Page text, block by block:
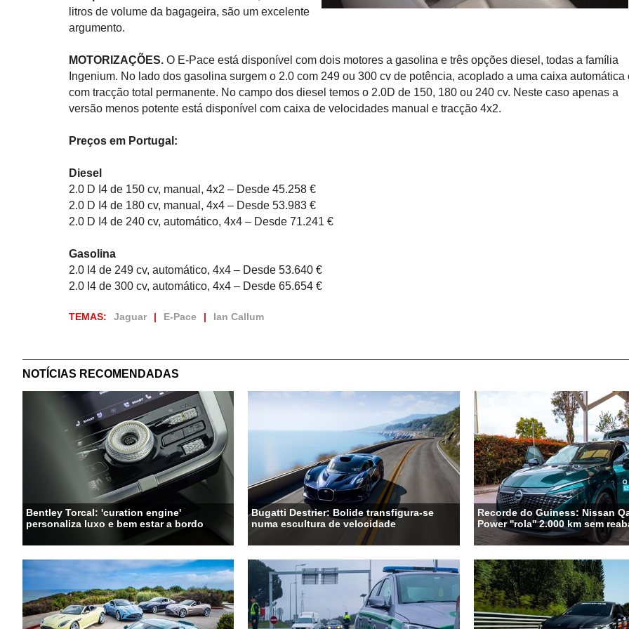
litros de volume da bagageira, são um excelente
argumento.
MOTORIZAÇÕES. O E-Pace está disponível com dois motores a gasolina e três opções diesel, todas a família
Ingenium. No lado dos gasolina surgem o 2.0 com 249 ou 300 cv de potência, acoplado a uma caixa automática
com tracção total permanente. No campo dos diesel temos o 2.0D de 150, 180 ou 240 cv. Neste caso apenas a
versão menos potente está disponível com caixa de velocidades manual e tracção 4x2.
Preços em Portugal:
Diesel
2.0 D I4 de 150 cv, manual, 4x2 – Desde 45.258 €
2.0 D I4 de 180 cv, manual, 4x4 – Desde 53.983 €
2.0 D I4 de 240 cv, automático, 4x4 – Desde 71.241 €
Gasolina
2.0 I4 de 249 cv, automático, 4x4 – Desde 53.640 €
2.0 I4 de 300 cv, automático, 4x4 – Desde 65.654 €
TEMAS: Jaguar E-Pace Ian Callum
NOTÍCIAS RECOMENDADAS
Bentley Torcal: 'curation engine'
personaliza luxo e bem estar a bordo
Bugatti Destrier: Bolide transfigura-se
numa escultura de velocidade
Recorde do Guiness: Nissan
Power ''rola'' 2.000 km sem